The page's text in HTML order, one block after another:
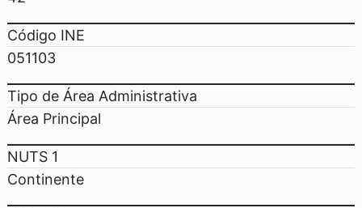
Código INE
051103
Tipo de Área Administrativa
Área Principal
NUTS 1
Continente